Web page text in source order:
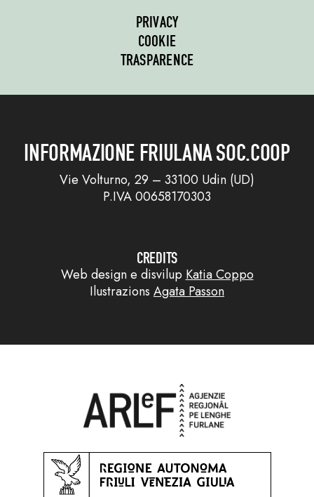
PRIVACY
COOKIE
TRASPARENCE
INFORMAZIONE FRIULANA SOC.COOP
Vie Volturno, 29 – 33100 Udin (UD)
P.IVA 00658170303
CREDITS
Web design e disvilup Katia Coppo
Ilustrazions Agata Passon